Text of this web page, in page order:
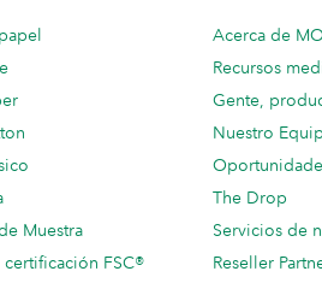
Muestra
certificación FSC®
Acerca de
Recursos
Gente,
Nuestro
The Drop
Servicios de
Reseller